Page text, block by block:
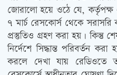
জোরালো হয়ে ওঠে যে, কর্তৃপক্ষ
৭ মার্চ রেসকোর্স থেকে সরাসরি
প্রস্তুতিও গ্রহণ করা হয়। কিন্তু
নির্দেশে সিদ্ধান্ত পরিবর্তন
করলে দেখা যায় রেডিওতে